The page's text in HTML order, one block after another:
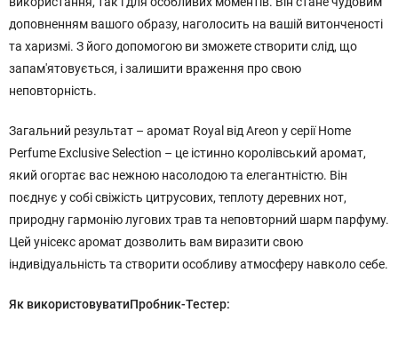
доповненням вашого образу, наголосить на вашій витонченості
та харизмі. З його допомогою ви зможете створити слід, що
запам'ятовується, і залишити враження про свою
неповторність.
Загальний результат – аромат Royal від Areon у серії Home
Perfume Exclusive Selection – це істинно королівський аромат,
який огортає вас нежною насолодою та елегантністю. Він
поєднує у собі свіжість цитрусових, теплоту деревних нот,
природну гармонію лугових трав та неповторний шарм парфуму.
Цей унісекс аромат дозволить вам виразити свою
індивідуальність та створити особливу атмосферу навколо себе.
Як використовуватиПробник-Тестер: